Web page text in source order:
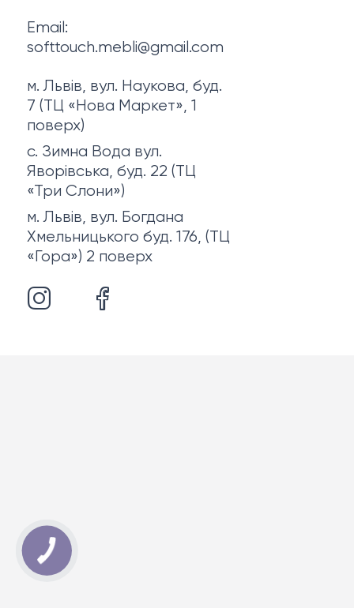
Email:
softtouch.mebli@gmail.com
м. Львів, вул. Наукова, буд.
7 (ТЦ «Нова Маркет», 1
поверх)
с. Зимна Вода вул.
Яворівська, буд. 22 (ТЦ
«Три Слони»)
м. Львів, вул. Богдана
Хмельницького буд. 176, (ТЦ
«Гора») 2 поверх